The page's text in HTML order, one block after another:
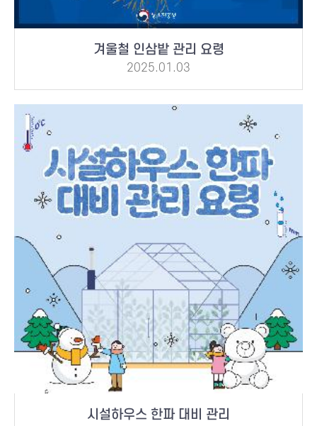
겨울철 인삼밭 관리 요령
2025.01.03
시설하우스 한파 대비 관리